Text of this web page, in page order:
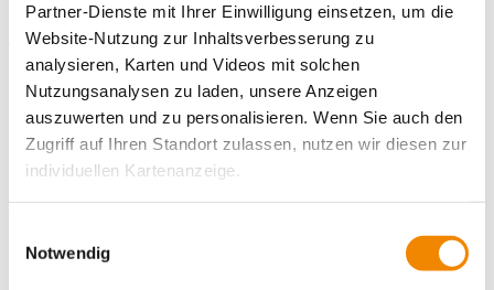
Partner-Dienste mit Ihrer Einwilligung einsetzen, um die
Website-Nutzung zur Inhaltsverbesserung zu
analysieren, Karten und Videos mit solchen
Nutzungsanalysen zu laden, unsere Anzeigen
auszuwerten und zu personalisieren. Wenn Sie auch den
Zugriff auf Ihren Standort zulassen, nutzen wir diesen zur
individuellen Kartenanzeige.
unsere Partner Daten wie Ihre IP-Adresse und
verarbeiten diese zusammen mit Daten von anderen
Notwendig
Mit Sachspenden direkt helfen
Von Möbeln bis Technik – Ihre Ausstattung kommt gezielt dort
an, wo sie gebraucht wird.
Link: Sachspenden
Klar strukturierte Formate – ohne organisatorischen Aufwand